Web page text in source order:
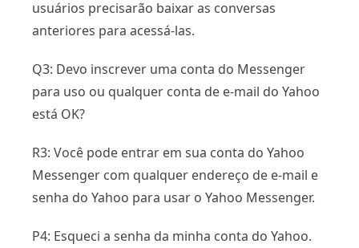
usuários precisarão baixar as conversas
anteriores para acessá-las.
Q3: Devo inscrever uma conta do Messenger
para uso ou qualquer conta de e-mail do Yahoo
está OK?
R3: Você pode entrar em sua conta do Yahoo
Messenger com qualquer endereço de e-mail e
senha do Yahoo para usar o Yahoo Messenger.
P4: Esqueci a senha da minha conta do Yahoo.